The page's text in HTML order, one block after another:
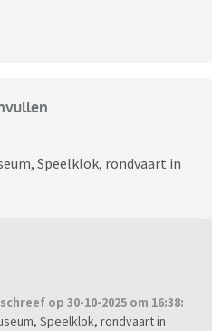
Speelklok, rondvaart in
op 30-10-2025 om 16:38:
Speelklok, rondvaart in